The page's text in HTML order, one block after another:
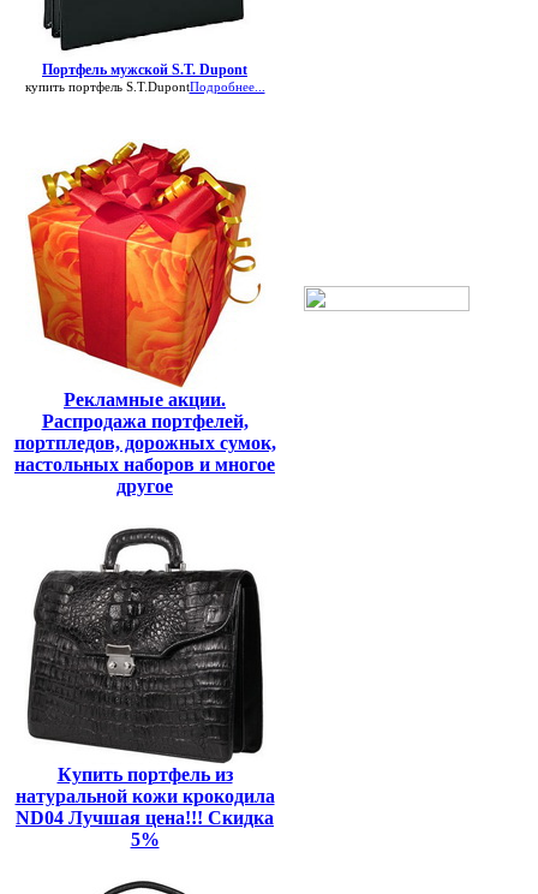
Портфель мужской S.T. Dupont
купить портфель S.T.DupontПодробнее...
Рекламные акции.
Распродажа портфелей,
портпледов, дорожных сумок,
настольных наборов и многое
другое
Купить портфель из
натуральной кожи крокодила
ND04 Лучшая цена!!! Скидка
5%